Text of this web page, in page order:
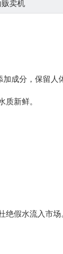
卖机
成分，保留人
质新鲜。
假水流入市场